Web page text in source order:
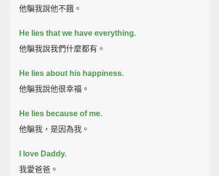
他騙我說他不餓。
He lies that we have everything.
他騙我說我們什麼都有。
He lies about his happiness.
他騙我說他很幸福。
He lies because of me.
他騙我，是因為我。
I love Daddy.
我愛爸爸。